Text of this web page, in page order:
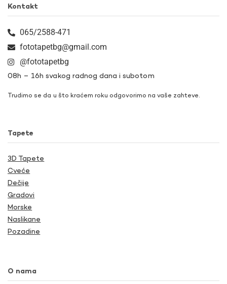
Kontakt
065/2588-471
fototapetbg@gmail.com
@fototapetbg
08h – 16h svakog radnog dana i subotom
Trudimo se da u što kraćem roku odgovorimo na vaše zahteve.
Tapete
3D Tapete
Cveće
Dečije
Gradovi
Morske
Naslikane
Pozadine
O nama